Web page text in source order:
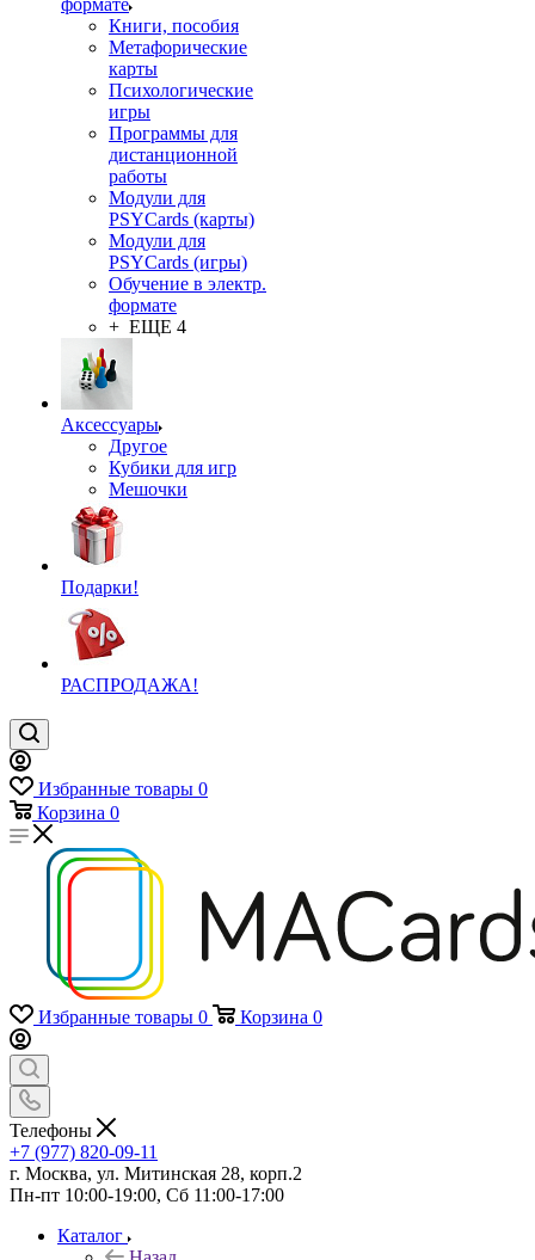
формате
Книги, пособия
Метафорические
карты
Психологические
игры
Программы для
дистанционной
работы
Модули для
PSYCards (карты)
Модули для
PSYCards (игры)
Обучение в электр.
формате
+ ЕЩЕ 4
Аксессуары
Другое
Кубики для игр
Мешочки
Подарки!
РАСПРОДАЖА!
Избранные товары 0
Корзина 0
Избранные товары 0 Корзина 0
Телефоны
+7 (977) 820-09-11
г. Москва, ул. Митинская 28, корп.2
Пн-пт 10:00-19:00, Сб 11:00-17:00
Каталог